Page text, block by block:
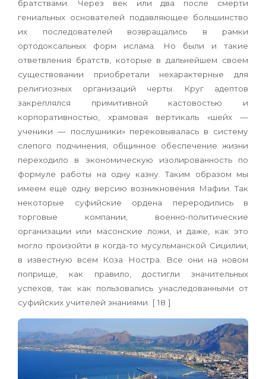
братствами. Через век или два после смерти
гениальных основателей подавляющее большинство
их последователей возвращались в рамки
ортодоксальных форм ислама. Но были и такие
ответвления братств, которые в дальнейшем своем
существовании приобретали нехарактерные для
религиозных организаций черты. Круг адептов
закреплялся примитивной кастовостью и
корпоративностью, храмовая вертикаль «шейх —
ученики — послушники» перековывалась в систему
слепого подчинения, общинное обеспечение жизни
переходило в экономическую изолированность по
формуле работы на одну казну. Таким образом мы
имеем ещё одну версию возникновения Мафии. Так
некоторые суфийские ордена переродились в
торговые компании, военно-политические
организации или масонские ложи, и даже, как это
могло произойти в когда-то мусульманской Сицилии,
в известную всем Коза Ностра. Все они на новом
поприще, как правило, достигли значительных
успехов, так как пользовались унаследованными от
суфийских учителей знаниями. [ 18 ]